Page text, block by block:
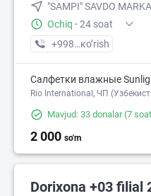
"SAMPI" SAVDO
Ochiq · 24 soat
+998 (88) XXX-XX-XX
кo’rish
Салфетки влажные
Rio International, ЧП
Mavjud: 33 donalar(7
2 000 so'm
Dorixona +03 filial